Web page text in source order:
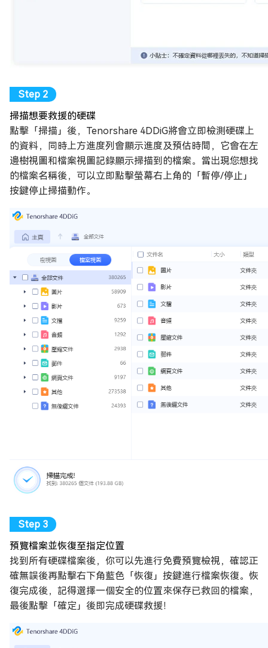
掃描想要救援的硬碟
點擊「掃描」後，Tenorshare 4DDiG將會立即檢測硬碟上
的資料，同時上方進度列會顯示進度及預估時間，它會在左
邊樹視圖和檔案視圖記錄顯示掃描到的檔案。當出現您想找
的檔案名稱後，可以立即點擊螢幕右上角的「暫停/停止」
按鍵停止掃描動作。
預覽檔案並恢復至指定位置
找到所有硬碟檔案後，你可以先進行免費預覽檢視，確認正
確無誤後再點擊右下角藍色「恢復」按鍵進行檔案恢復。恢
復完成後，記得選擇一個安全的位置來保存已救回的檔案，
最後點擊「確定」後即完成硬碟救援！